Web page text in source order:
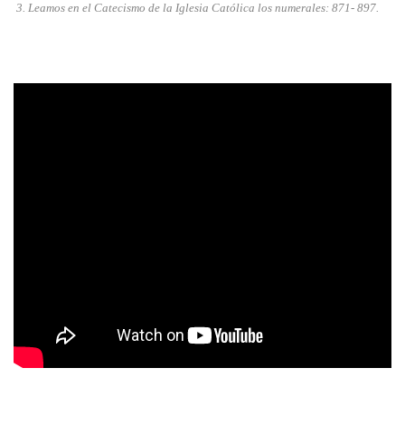
3. Leamos en el Catecismo de la Iglesia Católica los numerales: 871- 897.